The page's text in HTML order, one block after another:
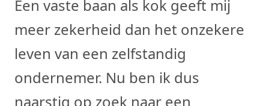
Een vaste baan als kok geeft mij
meer zekerheid dan het onzekere
leven van een zelfstandig
ondernemer. Nu ben ik dus
naarstig op zoek naar een